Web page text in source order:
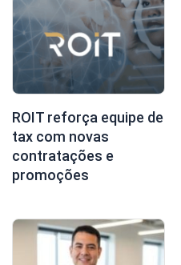
ROIT reforça equipe de
tax com novas
contratações e
promoções